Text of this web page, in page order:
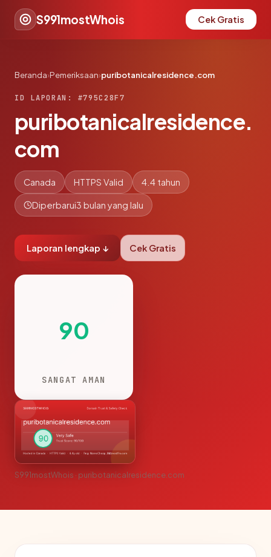
S991mostWhois Cek Gratis
Beranda›Pemeriksaan›puribotanicalresidence.com
ID LAPORAN: #795C28F7
puribotanicalresidence.
com
Canada HTTPS Valid 4.4 tahun
Diperbarui3 bulan yang lalu
Laporan lengkap ↓ Cek Gratis
90
SANGAT AMAN
S991mostWhois · puribotanicalresidence.com